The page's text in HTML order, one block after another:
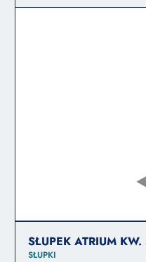
SŁUPEK ATRIUM KW.
SŁUPKI